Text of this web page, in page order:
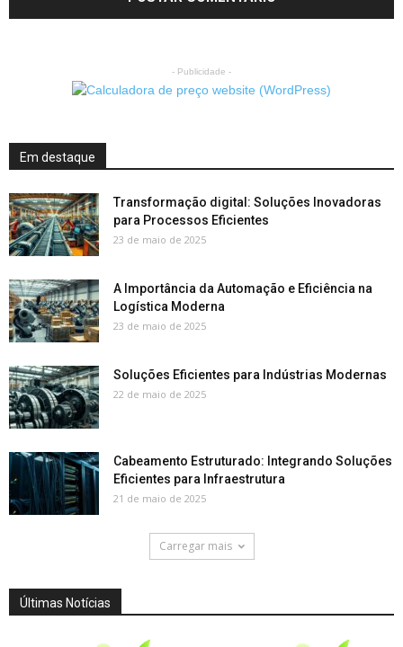
- Publicidade -
Em destaque
Transformação digital: Soluções Inovadoras
para Processos Eficientes
23 de maio de 2025
A Importância da Automação e Eficiência na
Logística Moderna
23 de maio de 2025
Soluções Eficientes para Indústrias Modernas
22 de maio de 2025
Cabeamento Estruturado: Integrando Soluções
Eficientes para Infraestrutura
21 de maio de 2025
Carregar mais
Últimas Notícias